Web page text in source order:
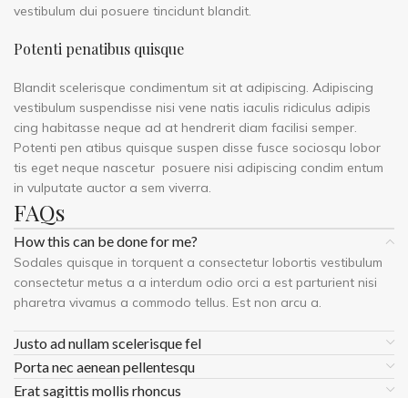
vestibulum dui posuere tincidunt blandit.
Potenti penatibus quisque
Blandit scelerisque condimentum sit at adipiscing. Adipiscing
vestibulum suspendisse nisi vene natis iaculis ridiculus adipis
cing habitasse neque ad at hendrerit diam facilisi semper.
Potenti pen atibus quisque suspen disse fusce sociosqu lobor
tis eget neque nascetur posuere nisi adipiscing condim entum
in vulputate auctor a sem viverra.
FAQs
How this can be done for me?
Sodales quisque in torquent a consectetur lobortis vestibulum
consectetur metus a a interdum odio orci a est parturient nisi
pharetra vivamus a commodo tellus. Est non arcu a.
Justo ad nullam scelerisque fel
Porta nec aenean pellentesqu
Erat sagittis mollis rhoncus